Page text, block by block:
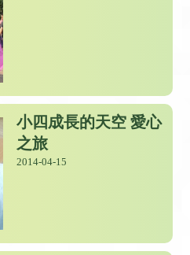
小四成長的天空 愛心
之旅
2014-04-15